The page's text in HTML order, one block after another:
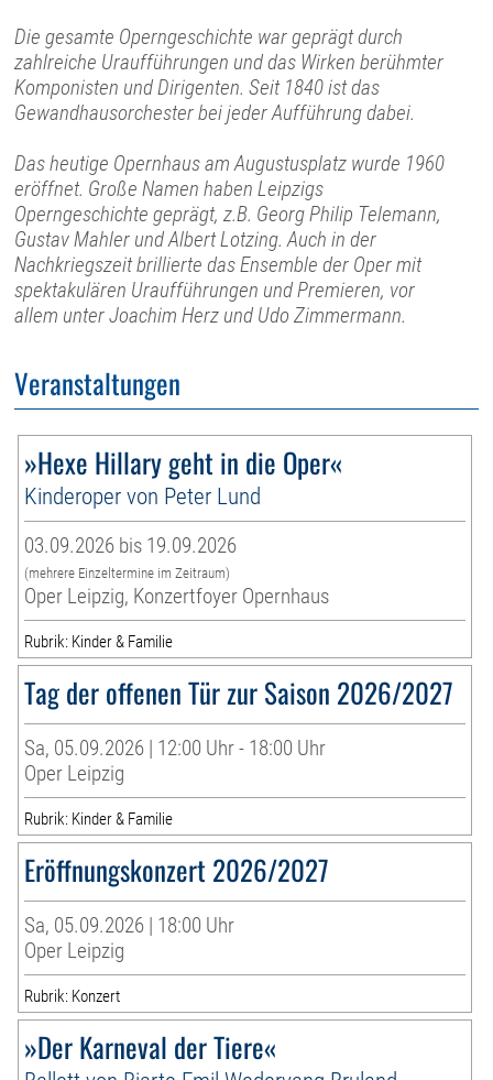
Die gesamte Operngeschichte war geprägt durch
zahlreiche Uraufführungen und das Wirken berühmter
Komponisten und Dirigenten. Seit 1840 ist das
Gewandhausorchester bei jeder Aufführung dabei.
Das heutige Opernhaus am Augustusplatz wurde 1960
eröffnet. Große Namen haben Leipzigs
Operngeschichte geprägt, z.B. Georg Philip Telemann,
Gustav Mahler und Albert Lotzing. Auch in der
Nachkriegszeit brillierte das Ensemble der Oper mit
spektakulären Uraufführungen und Premieren, vor
allem unter Joachim Herz und Udo Zimmermann.
Veranstaltungen
»Hexe Hillary geht in die Oper«
Kinderoper von Peter Lund
03.09.2026 bis 19.09.2026
(mehrere Einzeltermine im Zeitraum)
Oper Leipzig, Konzertfoyer Opernhaus
Rubrik: Kinder & Familie
Tag der offenen Tür zur Saison 2026/2027
Sa, 05.09.2026 | 12:00 Uhr - 18:00 Uhr
Oper Leipzig
Rubrik: Kinder & Familie
Eröffnungskonzert 2026/2027
Sa, 05.09.2026 | 18:00 Uhr
Oper Leipzig
Rubrik: Konzert
»Der Karneval der Tiere«